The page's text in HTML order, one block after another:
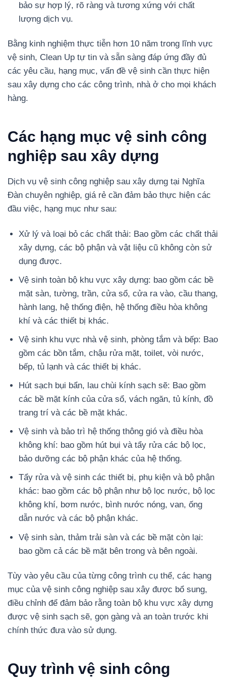
bảo sự hợp lý, rõ ràng và tương xứng với chất
lượng dịch vụ.
Bằng kinh nghiệm thực tiễn hơn 10 năm trong lĩnh vực
vệ sinh, Clean Up tự tin và sẵn sàng đáp ứng đầy đủ
các yêu cầu, hạng mục, vấn đề vệ sinh cần thực hiện
sau xây dựng cho các công trình, nhà ở cho mọi khách
hàng.
Các hạng mục vệ sinh công
nghiệp sau xây dựng
Dịch vụ vệ sinh công nghiệp sau xây dựng tại Nghĩa
Đàn chuyên nghiệp, giá rẻ cần đảm bảo thực hiện các
đầu việc, hạng mục như sau:
Xử lý và loại bỏ các chất thải: Bao gồm các chất thải
xây dựng, các bộ phận và vật liệu cũ không còn sử
dụng được.
Vệ sinh toàn bộ khu vực xây dựng: bao gồm các bề
mặt sàn, tường, trần, cửa sổ, cửa ra vào, cầu thang,
hành lang, hệ thống điện, hệ thống điều hòa không
khí và các thiết bị khác.
Vệ sinh khu vực nhà vệ sinh, phòng tắm và bếp: Bao
gồm các bồn tắm, chậu rửa mặt, toilet, vòi nước,
bếp, tủ lạnh và các thiết bị khác.
Hút sạch bụi bẩn, lau chùi kính sạch sẽ: Bao gồm
các bề mặt kính của cửa sổ, vách ngăn, tủ kính, đồ
trang trí và các bề mặt khác.
Vệ sinh và bảo trì hệ thống thông gió và điều hòa
không khí: bao gồm hút bụi và tẩy rửa các bộ lọc,
bảo dưỡng các bộ phận khác của hệ thống.
Tẩy rửa và vệ sinh các thiết bị, phụ kiện và bộ phận
khác: bao gồm các bộ phận như bộ lọc nước, bộ lọc
không khí, bơm nước, bình nước nóng, van, ống
dẫn nước và các bộ phận khác.
Vệ sinh sàn, thảm trải sàn và các bề mặt còn lại:
bao gồm cả các bề mặt bên trong và bên ngoài.
Tùy vào yêu cầu của từng công trình cụ thể, các hạng
mục của vệ sinh công nghiệp sau xây được bổ sung,
điều chỉnh để đảm bảo rằng toàn bộ khu vực xây dựng
được vệ sinh sạch sẽ, gọn gàng và an toàn trước khi
chính thức đưa vào sử dụng.
Quy trình vệ sinh công